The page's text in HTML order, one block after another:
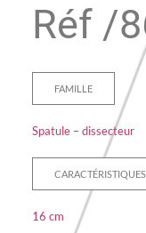
Réf /
FAMILLE
Spatule – dissecteur
CARACTÉRISTIQUES
16 cm